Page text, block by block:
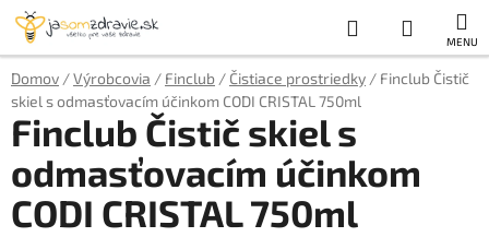
Prejsť
obsah
Hľadať
KOŠÍK
Domov /Výrobcovia / Finclub / Čistiace prostriedky / Finclub Čistič
skiel s odmasťovacím účinkom CODI CRISTAL 750ml
Finclub Čistič skiel s
odmasťovacím účinkom
CODI CRISTAL 750ml